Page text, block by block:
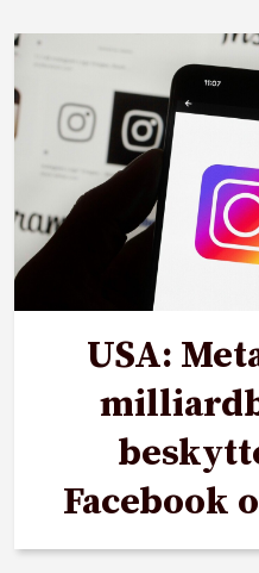
USA:
Facebook